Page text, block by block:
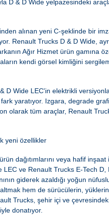
D & D Wide yelpazesindeki
alınan yeni C-şeklinde bir
Renault Trucks D & D Wide,
Ağır Hizmet ürün gamına
kendi görsel kimliğini
D Wide LEC'in elektrikli
fark yaratıyor. Izgara, degrade
olarak tüm araçlar, Renault
yeni özellikler
dağıtımlarını veya hafif
LEC ve Renault Trucks E-Tech
giderek azaldığı yoğun
hem de sürücülerin, yüklerin
Trucks, şehir içi ve
donatıyor.